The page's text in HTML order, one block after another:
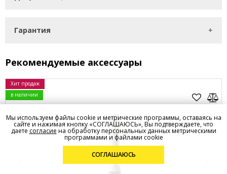
Гарантия
Рекомендуемые аксессуары
Хит продаж
в наличии
Мы используем файлы cookie и метрические программы, оставаясь на
сайте и нажимая кнопку «СОГЛАШАЮСЬ», Вы подтверждаете, что
даете согласие на обработку персональных данных метрическими
программами и файлами cookie
СОГЛАШАЮСЬ